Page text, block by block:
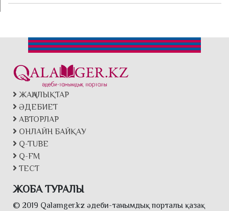
ЖАҢАЛЫҚТАР
ӘДЕБИЕТ
АВТОРЛАР
ОНЛАЙН БАЙҚАУ
Q-TUBE
Q-FM
ТЕСТ
ЖОБА ТУРАЛЫ
© 2019 Qalamger.kz әдеби-танымдық порталы қазақ